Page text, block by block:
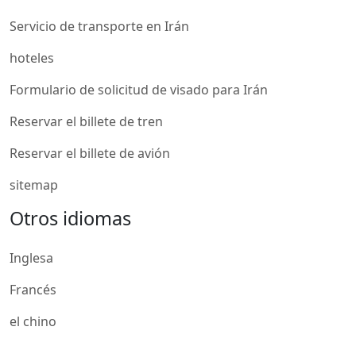
Servicio de transporte en Irán
hoteles
Formulario de solicitud de visado para Irán
Reservar el billete de tren
Reservar el billete de avión
sitemap
Otros idiomas
Inglesa
Francés
el chino